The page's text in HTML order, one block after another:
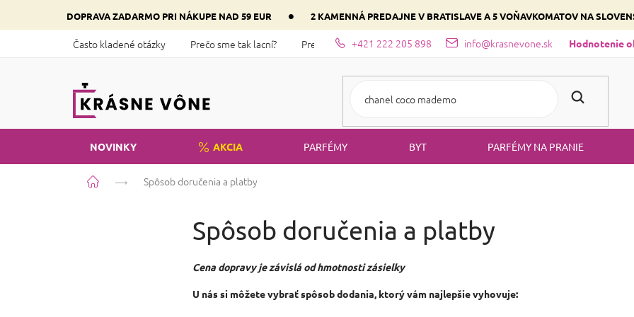
obsah
DOPRAVA ZADARMO PRI NÁKUPE NAD 59 EUR • 2 KAMENNÁ PREDAJNE V BRATISLAVE A 5 VOŇAVKOMATOV NA
+421 222 205 898 info@krasnevone.sk Hodnotenie
Často kladené otázky Prečo sme tak lacní? Predajne Zloženie parfémov a druhy vôní Vyberte si podľa
NOVINKY AKCIA PARFÉMY BYT PARFÉMY NA PRANIE
Domov Spôsob doručenia a platby
Spôsob doručenia a platby
Cena dopravy je závislá od hmotnosti zásielky
U nás si môžete vybrať spôsob dodania, ktorý vám najlepšie vyhovuje: